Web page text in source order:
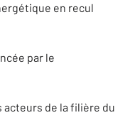
en recul
par le
acteurs de la filière du